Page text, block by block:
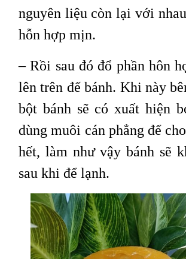
nguyên liệu còn lại với
hỗn hợp mịn.
– Rồi sau đó đổ phần hôn
lên trên đế bánh. Khi này
bột bánh sẽ có xuất hiện
dùng muôi cán phẳng để
hết, làm như vậy bánh sẽ
sau khi để lạnh.